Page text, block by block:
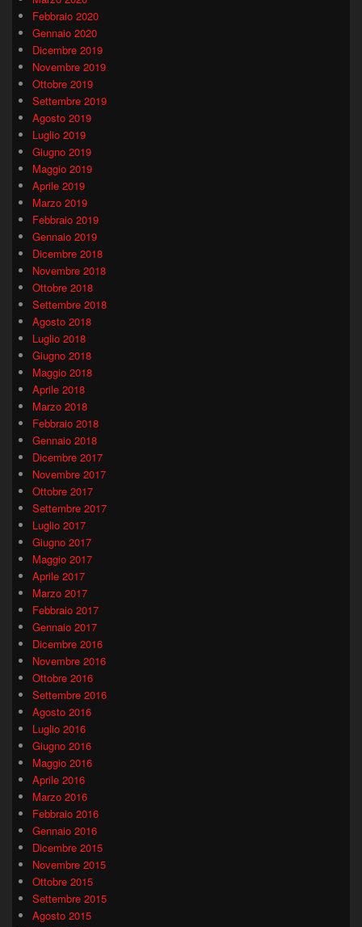
Febbraio 2020
Gennaio 2020
Dicembre 2019
Novembre 2019
Ottobre 2019
Settembre 2019
Agosto 2019
Luglio 2019
Giugno 2019
Maggio 2019
Aprile 2019
Marzo 2019
Febbraio 2019
Gennaio 2019
Dicembre 2018
Novembre 2018
Ottobre 2018
Settembre 2018
Agosto 2018
Luglio 2018
Giugno 2018
Maggio 2018
Aprile 2018
Marzo 2018
Febbraio 2018
Gennaio 2018
Dicembre 2017
Novembre 2017
Ottobre 2017
Settembre 2017
Luglio 2017
Giugno 2017
Maggio 2017
Aprile 2017
Marzo 2017
Febbraio 2017
Gennaio 2017
Dicembre 2016
Novembre 2016
Ottobre 2016
Settembre 2016
Agosto 2016
Luglio 2016
Giugno 2016
Maggio 2016
Aprile 2016
Marzo 2016
Febbraio 2016
Gennaio 2016
Dicembre 2015
Novembre 2015
Ottobre 2015
Settembre 2015
Agosto 2015